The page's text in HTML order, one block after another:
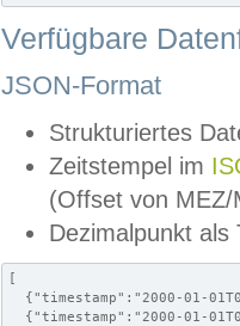
Verfügbare
JSON-Format
Strukturiertes
Zeitstempel im
(Offset von MEZ/
Dezimalpunkt als
[
{"timestamp":"2000-01-
{"timestamp":"2000-01-